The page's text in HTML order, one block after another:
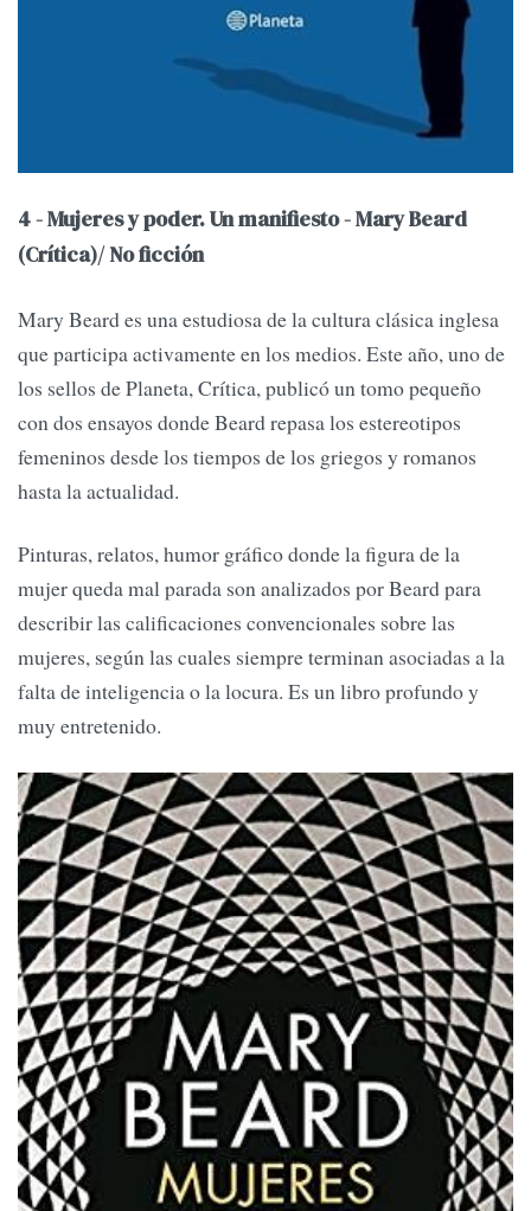
4 - Mujeres y poder. Un manifiesto - Mary Beard
(Crítica)/ No ficción
Mary Beard es una estudiosa de la cultura clásica inglesa
que participa activamente en los medios. Este año, uno de
los sellos de Planeta, Crítica, publicó un tomo pequeño
con dos ensayos donde Beard repasa los estereotipos
femeninos desde los tiempos de los griegos y romanos
hasta la actualidad.
Pinturas, relatos, humor gráfico donde la figura de la
mujer queda mal parada son analizados por Beard para
describir las calificaciones convencionales sobre las
mujeres, según las cuales siempre terminan asociadas a la
falta de inteligencia o la locura. Es un libro profundo y
muy entretenido.